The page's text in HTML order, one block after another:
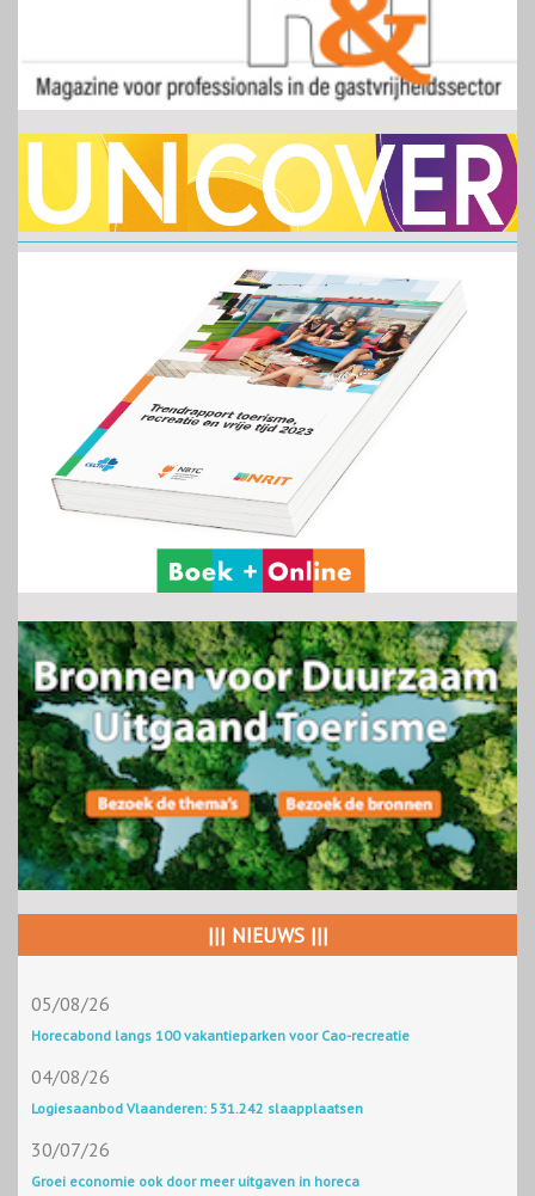
||| NIEUWS |||
05/08/26
Horecabond langs 100 vakantieparken voor Cao-recreatie
04/08/26
Logiesaanbod Vlaanderen: 531.242 slaapplaatsen
30/07/26
Groei economie ook door meer uitgaven in horeca